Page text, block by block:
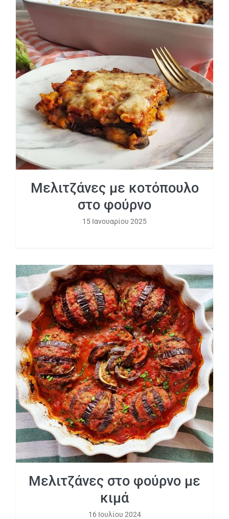
Μελιτζάνες με κοτόπουλο στο φούρνο
Μελιτζάνες με κοτόπουλο
στο φούρνο
15 Ιανουαρίου 2025
Μελιτζάνες στο φούρνο με κιμά
Μελιτζάνες στο φούρνο με
κιμά
16 Ιουλίου 2024